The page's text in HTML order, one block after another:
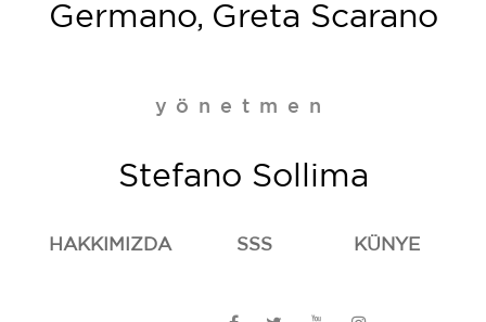
Germano, Greta Scarano
yönetmen
Stefano Sollima
HAKKIMIZDA SSS KÜNYE